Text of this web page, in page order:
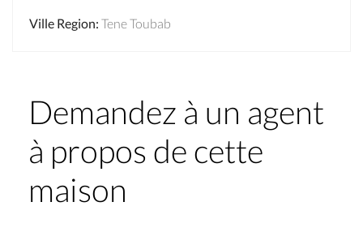
Ville Region: Tene Toubab
Demandez à un agent
à propos de cette
maison